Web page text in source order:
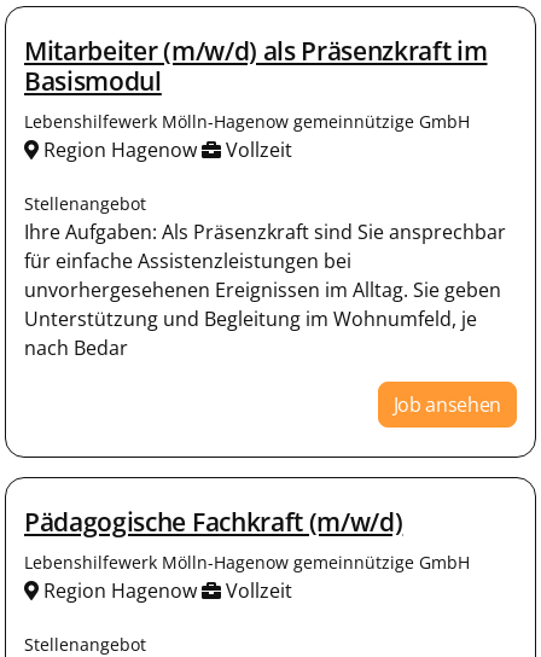
Mitarbeiter (m/w/d) als Präsenzkraft im
Basismodul
Lebenshilfewerk Mölln-Hagenow gemeinnützige GmbH
Region Hagenow Vollzeit
Stellenangebot
Ihre Aufgaben: Als Präsenzkraft sind Sie ansprechbar
für einfache Assistenzleistungen bei
unvorhergesehenen Ereignissen im Alltag. Sie geben
Unterstützung und Begleitung im Wohnumfeld, je
nach Bedar
Job ansehen
Pädagogische Fachkraft (m/w/d)
Lebenshilfewerk Mölln-Hagenow gemeinnützige GmbH
Region Hagenow Vollzeit
Stellenangebot